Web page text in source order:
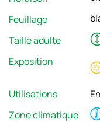
Feuillage
Taille adulte
Exposition
Utilisations
Zone climatique